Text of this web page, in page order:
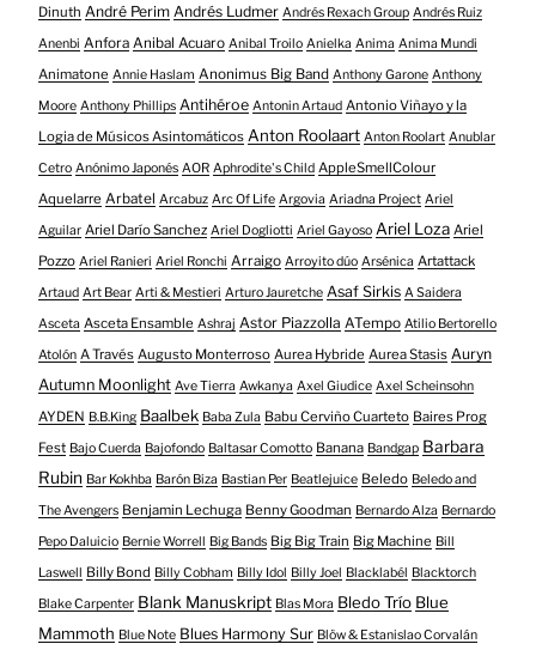
Dinuth André Perim Andrés Ludmer Andrés Rexach Group Andrés Ruiz
Anenbi Anfora Anibal Acuaro Anibal Troilo Anielka Anima Anima Mundi
Animatone Annie Haslam Anonimus Big Band Anthony Garone Anthony
Moore Anthony Phillips Antihéroe Antonin Artaud Antonio Viñayo y la
Logia de Músicos Asintomáticos Anton Roolaart Anton Roolart Anublar
Cetro Anónimo Japonés AOR Aphrodite's Child AppleSmellColour
Aquelarre Arbatel Arcabuz Arc Of Life Argovia Ariadna Project Ariel
Aguilar Ariel Darío Sanchez Ariel Dogliotti Ariel Gayoso Ariel Loza Ariel
Pozzo Ariel Ranieri Ariel Ronchi Arraigo Arroyito dúo Arsénica Artattack
Artaud Art Bear Arti & Mestieri Arturo Jauretche Asaf Sirkis A Saidera
Asceta Asceta Ensamble Ashraj Astor Piazzolla ATempo Atilio Bertorello
Atolón A Través Augusto Monterroso Aurea Hybride Aurea Stasis Auryn
Autumn Moonlight Ave Tierra Awkanya Axel Giudice Axel Scheinsohn
AYDEN B.B.King Baalbek Baba Zula Babu Cerviño Cuarteto Baires Prog
Fest Bajo Cuerda Bajofondo Baltasar Comotto Banana Bandgap Barbara
Rubin Bar Kokhba Barón Biza Bastian Per Beatlejuice Beledo Beledo and
The Avengers Benjamin Lechuga Benny Goodman Bernardo Alza Bernardo
Pepo Daluicio Bernie Worrell Big Bands Big Big Train Big Machine Bill
Laswell Billy Bond Billy Cobham Billy Idol Billy Joel Blacklabél Blacktorch
Blake Carpenter Blank Manuskript Blas Mora Bledo Trío Blue
Mammoth Blue Note Blues Harmony Sur Blöw & Estanislao Corvalán